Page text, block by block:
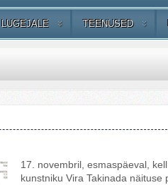
LUGEJALE TEENUSED
17. novembril, esmaspäeval,
kunstniku Vira Takinada näituse